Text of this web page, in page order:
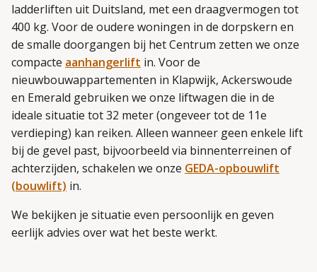
ladderliften uit Duitsland, met een draagvermogen tot
400 kg. Voor de oudere woningen in de dorpskern en
de smalle doorgangen bij het Centrum zetten we onze
compacte aanhangerlift in. Voor de
nieuwbouwappartementen in Klapwijk, Ackerswoude
en Emerald gebruiken we onze liftwagen die in de
ideale situatie tot 32 meter (ongeveer tot de 11e
verdieping) kan reiken. Alleen wanneer geen enkele lift
bij de gevel past, bijvoorbeeld via binnenterreinen of
achterzijden, schakelen we onze GEDA-opbouwlift
(bouwlift) in.
We bekijken je situatie even persoonlijk en geven
eerlijk advies over wat het beste werkt.